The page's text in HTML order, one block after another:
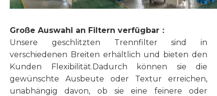
Große Auswahl an Filtern verfügbar ：
Unsere geschlitzten Trennfilter sind in
verschiedenen Breiten erhältlich und bieten den
Kunden Flexibilität.Dadurch können sie die
gewünschte Ausbeute oder Textur erreichen,
unabhängig davon, ob sie eine feinere oder